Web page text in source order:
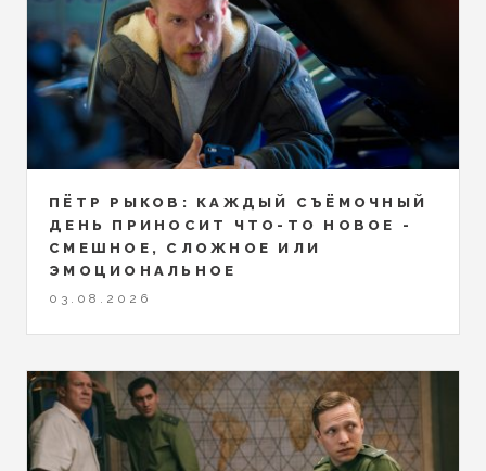
ПЁТР РЫКОВ: КАЖДЫЙ СЪЁМОЧНЫЙ
ДЕНЬ ПРИНОСИТ ЧТО-ТО НОВОЕ -
СМЕШНОЕ, СЛОЖНОЕ ИЛИ
ЭМОЦИОНАЛЬНОЕ
03.08.2026